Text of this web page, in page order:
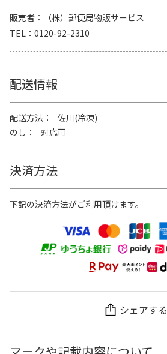
販売者
（株）郵便局物販サービス
TEL
0120-92-2310
配送情報
配送方法
佐川(冷凍)
のし
対応可
決済方法
下記の決済方法がご利用頂けます。
シェアする